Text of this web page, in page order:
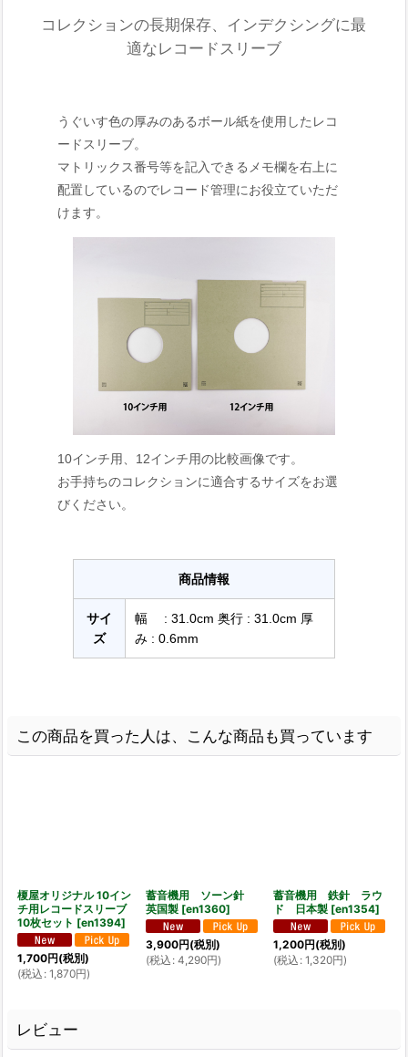
コレクションの長期保存、インデクシングに最
適なレコードスリーブ
うぐいす色の厚みのあるボール紙を使用したレコ
ードスリーブ。
マトリックス番号等を記入できるメモ欄を右上に
配置しているのでレコード管理にお役立ていただ
けます。
10インチ用、12インチ用の比較画像です。
お手持ちのコレクションに適合するサイズをお選
びください。
商品情報
サイ
ズ
幅 : 31.0cm 奥行 : 31.0cm 厚
み : 0.6mm
この商品を買った人は、こんな商品も買っています
榎屋オリジナル 10イン
チ用レコードスリーブ
10枚セット [en1394]
1,700円(税別)
(税込 : 1,870円)
蓄音機用 ソーン針
英国製 [en1360]
3,900円(税別)
(税込 : 4,290円)
蓄音機用 鉄針 ラウ
ド 日本製 [en1354]
1,200円(税別)
(税込 : 1,320円)
レビュー